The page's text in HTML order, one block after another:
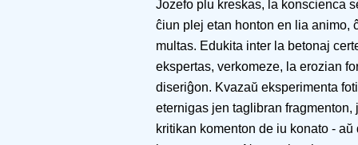
Jozefo plu kreskas, la konscienca
ĉiun plej etan honton en lia animo,
multas. Edukita inter la betonaj
ekspertas, verkomeze, la erozian
diseriĝon. Kvazaŭ eksperimenta
eternigas jen taglibran
kritikan komenton de iu konato -